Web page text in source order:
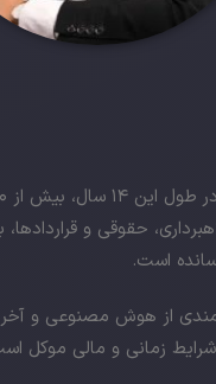
حقوقی و قراردادها،
است.
از هوش مصنوعی و
زمانی و مالی‌ موکل